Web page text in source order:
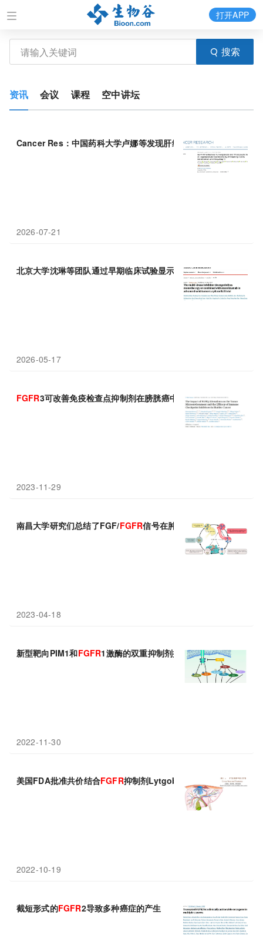
搜索
打开APP
资讯 会议 课程 空中讲坛
Cancer Res：中国药科大学卢娜等发现肝细胞癌治疗新靶点，靶
2026-07-21
北京大学沈琳等团队通过早期临床试验显示其对FGFR抑制剂耐药
2026-05-17
FGFR3可改善免疫检查点抑制剂在膀胱癌中的疗效
2023-11-29
南昌大学研究们总结了FGF/FGFR信号在肿瘤微环境调节中的作用
2023-04-18
新型靶向PIM1和FGFR1激酶的双重抑制剂抑制结直肠癌体外生长
2022-11-30
美国FDA批准共价结合FGFR抑制剂Lytgobi：总缓解率42%!
2022-10-19
截短形式的FGFR2导致多种癌症的产生